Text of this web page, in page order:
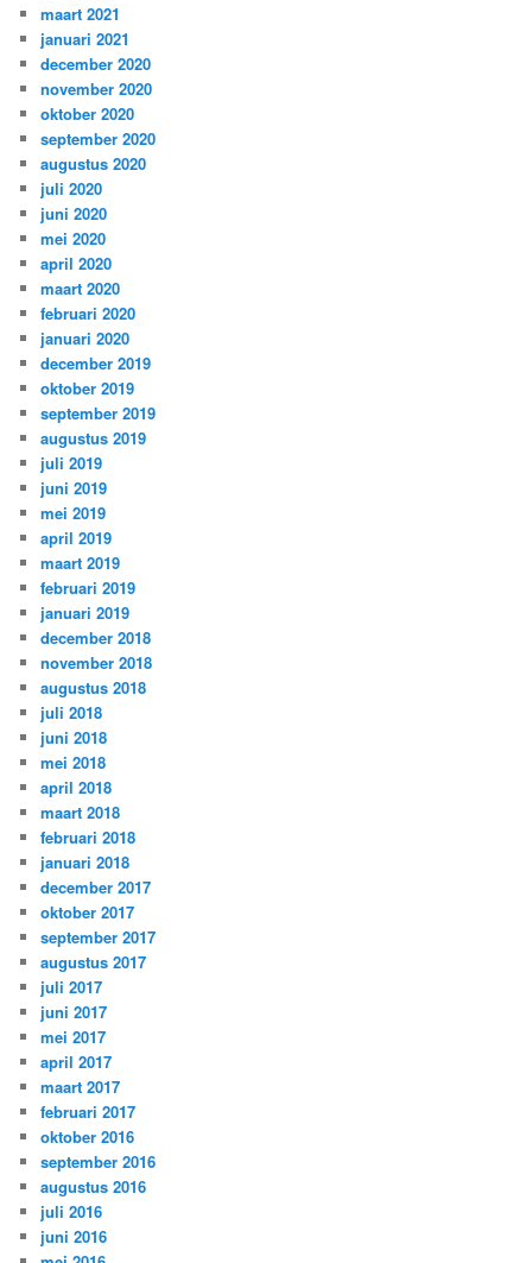
maart 2021
januari 2021
december 2020
november 2020
oktober 2020
september 2020
augustus 2020
juli 2020
juni 2020
mei 2020
april 2020
maart 2020
februari 2020
januari 2020
december 2019
oktober 2019
september 2019
augustus 2019
juli 2019
juni 2019
mei 2019
april 2019
maart 2019
februari 2019
januari 2019
december 2018
november 2018
augustus 2018
juli 2018
juni 2018
mei 2018
april 2018
maart 2018
februari 2018
januari 2018
december 2017
oktober 2017
september 2017
augustus 2017
juli 2017
juni 2017
mei 2017
april 2017
maart 2017
februari 2017
oktober 2016
september 2016
augustus 2016
juli 2016
juni 2016